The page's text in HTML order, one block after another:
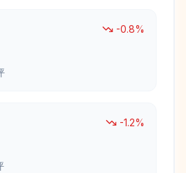
-0.8%
-1.2%